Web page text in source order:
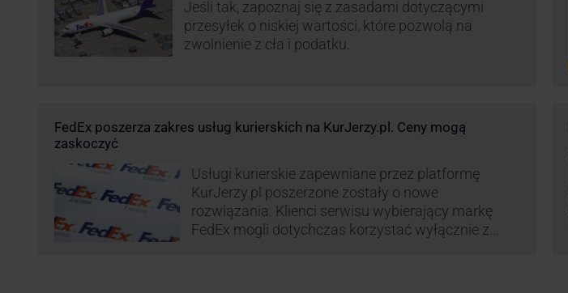
Jeśli tak, zapoznaj się z zasadami dotyczącymi
przesyłek o niskiej wartości, które pozwolą na
zwolnienie z cła i podatku.
FedEx poszerza zakres usług kurierskich na KurJerzy.pl. Ceny mogą
zaskoczyć
Usługi kurierskie zapewniane przez platformę
KurJerzy.pl poszerzone zostały o nowe
rozwiązania. Klienci serwisu wybierający markę
FedEx mogli dotychczas korzystać wyłącznie z